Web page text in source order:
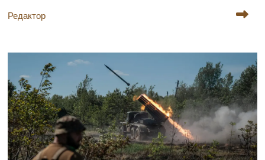
Редактор